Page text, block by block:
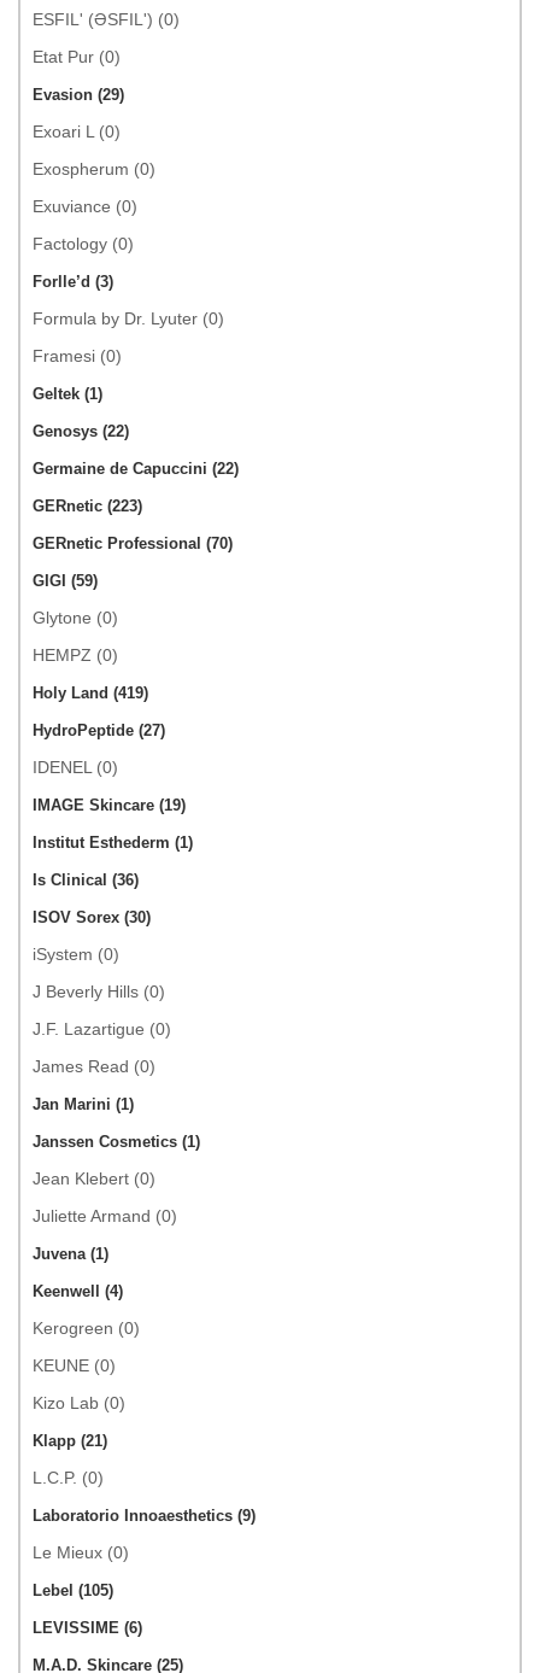
ESFIL' (ƏSFIL') (0)
Etat Pur (0)
Evasion (29)
Exoari L (0)
Exospherum (0)
Exuviance (0)
Factology (0)
Forlle’d (3)
Formula by Dr. Lyuter (0)
Framesi (0)
Geltek (1)
Genosys (22)
Germaine de Capuccini (22)
GERnetic (223)
GERnetic Professional (70)
GIGI (59)
Glytone (0)
HEMPZ (0)
Holy Land (419)
HydroPeptide (27)
IDENEL (0)
IMAGE Skincare (19)
Institut Esthederm (1)
Is Clinical (36)
ISOV Sorex (30)
iSystem (0)
J Beverly Hills (0)
J.F. Lazartigue (0)
James Read (0)
Jan Marini (1)
Janssen Cosmetics (1)
Jean Klebert (0)
Juliette Armand (0)
Juvena (1)
Keenwell (4)
Kerogreen (0)
KEUNE (0)
Kizo Lab (0)
Klapp (21)
L.C.P. (0)
Laboratorio Innoaesthetics (9)
Le Mieux (0)
Lebel (105)
LEVISSIME (6)
M.A.D. Skincare (25)